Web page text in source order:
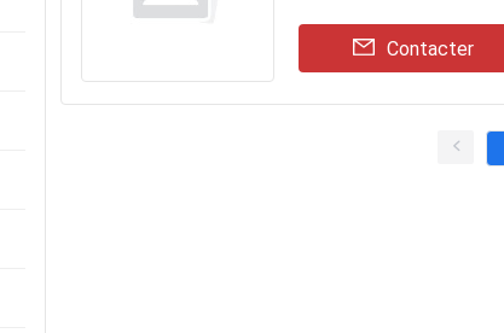
Contacter